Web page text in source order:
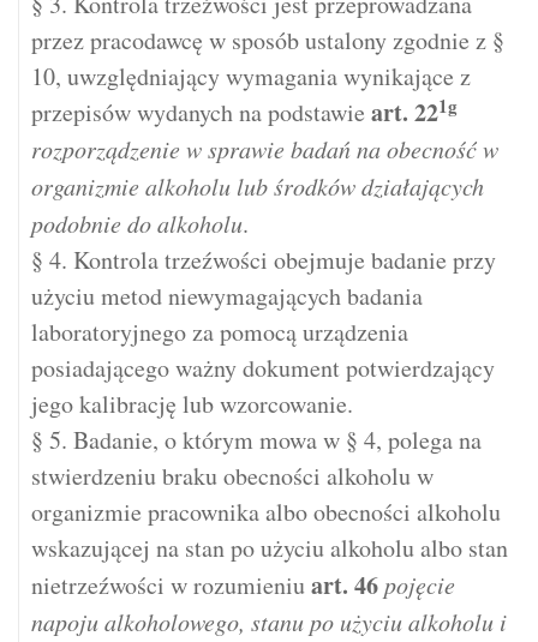
przez pracodawcę w sposób ustalony zgodnie z §
10, uwzględniający wymagania wynikające z
przepisów wydanych na podstawie art. 221g
rozporządzenie w sprawie badań na obecność w
organizmie alkoholu lub środków działających
podobnie do alkoholu.
§ 4. Kontrola trzeźwości obejmuje badanie przy
użyciu metod niewymagających badania
laboratoryjnego za pomocą urządzenia
posiadającego ważny dokument potwierdzający
jego kalibrację lub wzorcowanie.
§ 5. Badanie, o którym mowa w § 4, polega na
stwierdzeniu braku obecności alkoholu w
organizmie pracownika albo obecności alkoholu
wskazującej na stan po użyciu alkoholu albo stan
nietrzeźwości w rozumieniuart. 46 pojęcie
napoju alkoholowego, stanu po użyciu alkoholu i